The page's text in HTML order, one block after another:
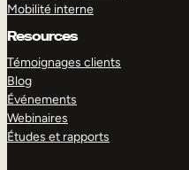
Mobilité interne
Resources
Témoignages clients
Blog
Événements
Webinaires
Études et rapports